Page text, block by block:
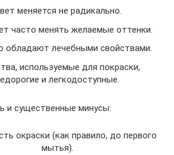
меняется не радикально.
часто менять желаемые оттенки.
обладают лечебными свойствами.
используемые для покраски,
и легкодоступные.
и существенные минусы:
окраски (как правило, до первого
мытья).